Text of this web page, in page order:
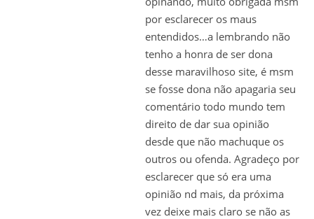
por esclarecer os maus
entendidos…a lembrando não
tenho a honra de ser dona
desse maravilhoso site, é msm
se fosse dona não apagaria seu
comentário todo mundo tem
direito de dar sua opinião
desde que não machuque os
outros ou ofenda. Agradeço por
esclarecer que só era uma
opinião nd mais, da próxima
vez deixe mais claro se não as